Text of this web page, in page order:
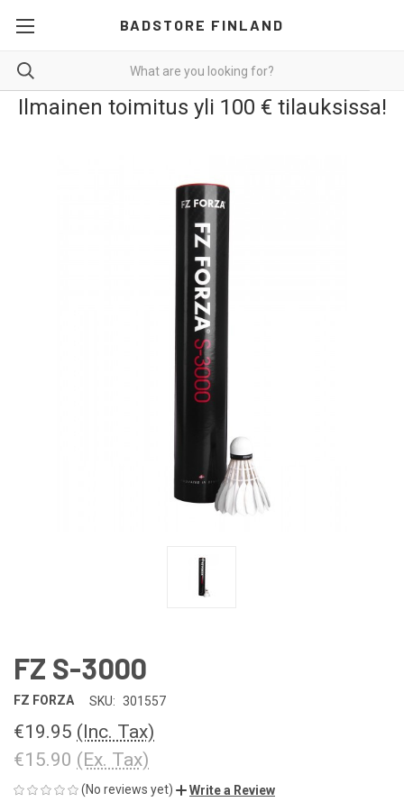
BADSTORE FINLAND
Ilmainen toimitus yli 100 € tilauksissa!
FZ S-3000
FZ FORZA SKU: 301557
€19.95 (Inc. Tax)
€15.90 (Ex. Tax)
(No reviews yet) Write a Review